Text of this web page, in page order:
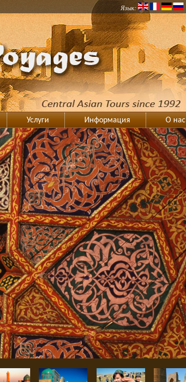
Язык:
Услуги Информация О нас